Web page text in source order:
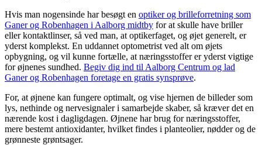
Hvis man nogensinde har besøgt en optiker og brilleforretning som
Ganer og Robenhagen i Aalborg midtby for at skulle have briller
eller kontaktlinser, så ved man, at optikerfaget, og øjet generelt, er
yderst komplekst. En uddannet optometrist ved alt om øjets
opbygning, og vil kunne fortælle, at næringsstoffer er yderst vigtige
for øjnenes sundhed. Begiv dig ind til Aalborg Centrum og lad
Ganer og Robenhagen foretage en gratis synsprøve.
For, at øjnene kan fungere optimalt, og vise hjernen de billeder som
lys, nethinde og nervesignaler i samarbejde skaber, så kræver det en
nærende kost i dagligdagen. Øjnene har brug for næringsstoffer,
mere bestemt antioxidanter, hvilket findes i planteolier, nødder og de
grønneste grøntsager.